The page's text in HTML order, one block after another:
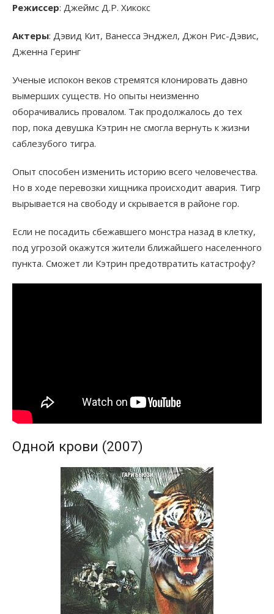
Режиссер: Джеймс Д.Р. Хикокс
Актеры: Дэвид Кит, Ванесса Энджел, Джон Рис-Дэвис,
Дженна Геринг
Ученые испокон веков стремятся клонировать давно
вымерших существ. Но опыты неизменно
оборачивались провалом. Так продолжалось до тех
пор, пока девушка Кэтрин не смогла вернуть к жизни
саблезубого тигра.
Опыт способен изменить историю всего человечества.
Но в ходе перевозки хищника происходит авария. Тигр
вырывается на свободу и скрывается в районе гор.
Если не посадить сбежавшего монстра назад в клетку,
под угрозой окажутся жители ближайшего населенного
пункта. Сможет ли Кэтрин предотвратить катастрофу?
Одной крови (2007)